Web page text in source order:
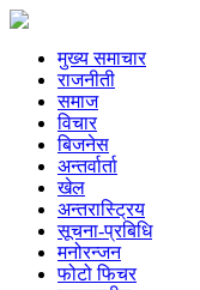
मुख्य समाचार
राजनीती
समाज
विचार
बिजनेस
अन्तर्वार्ता
खेल
अन्तरास्ट्रिय
सूचना-प्रबिधि
मनोरन्जन
फोटो फिचर